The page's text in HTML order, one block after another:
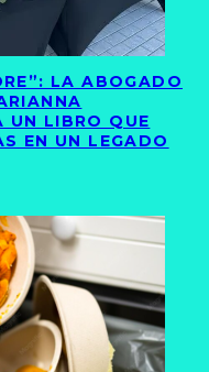
LA ABOGADO
UN LIBRO QUE
EN UN LEGADO